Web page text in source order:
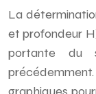
La
et profondeur
portante du